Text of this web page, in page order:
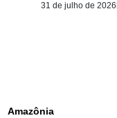
31 de julho de 2026
Amazônia